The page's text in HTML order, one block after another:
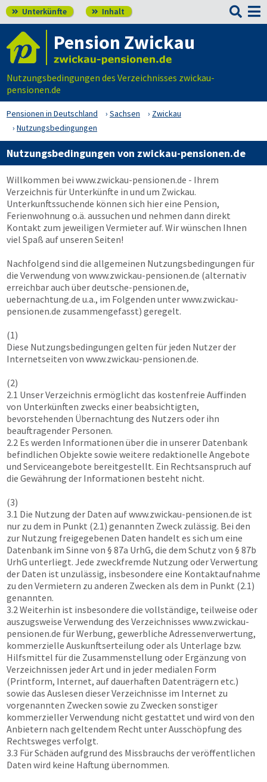
 Unterkünfte  Inhalt 
Pension Zwickau
Nutzungsbedingungen des Verzeichnisses zwickau-
pensionen.de
Pensionen in Deutschland Sachsen
Zwickau
Nutzungsbedingungen
Nutzungsbedingungen von zwickau-pensionen.de
Willkommen bei www.zwickau-pensionen.de - Ihrem
Verzeichnis für Unterkünfte in und um Zwickau.
Unterkunftssuchende können sich hier eine Pension,
Ferienwohnung o.ä. aussuchen und nehmen dann direkt
Kontakt zum jeweiligen Vermieter auf. Wir wünschen Ihnen
viel Spaß auf unseren Seiten!
Nachfolgend sind die allgemeinen Nutzungsbedingungen für
die Verwendung von www.zwickau-pensionen.de (alternativ
erreichbar auch über deutsche-pensionen.de,
uebernachtung.de u.a., im Folgenden unterwww.zwickau-
pensionen.de zusammengefasst) geregelt.
(1)
Diese Nutzungsbedingungen gelten für jeden Nutzer der
Internetseiten von www.zwickau-pensionen.de.
(2)
2.1 Unser Verzeichnis ermöglicht das kostenfreie Auffinden
von Unterkünften zwecks einer beabsichtigten,
bevorstehenden Übernachtung des Nutzers oder ihn
beauftragender Personen.
2.2 Es werden Informationen über die in unserer Datenbank
befindlichen Objekte sowie weitere redaktionelle Angebote
und Serviceangebote bereitgestellt. Ein Rechtsanspruch auf
die Gewährung der Informationen besteht nicht.
(3)
3.1 Die Nutzung der Daten aufwww.zwickau-pensionen.de ist
nur zu dem in Punkt (2.1) genannten Zweck zulässig. Bei den
zur Nutzung freigegebenen Daten handelt es sich um eine
Datenbank im Sinne von § 87a UrhG, die dem Schutz von § 87b
UrhG unterliegt. Jede zweckfremde Nutzung oder Verwertung
der Daten ist unzulässig, insbesondere eine Kontaktaufnahme
zu den Vermietern zu anderen Zwecken als dem in Punkt (2.1)
genannten.
3.2 Weiterhin ist insbesondere die vollständige, teilweise oder
auszugsweise Verwendung des Verzeichnisses www.zwickau-
pensionen.de für Werbung, gewerbliche Adressenverwertung,
kommerzielle Auskunftserteilung oder als Unterlage bzw.
Hilfsmittel für die Zusammenstellung oder Ergänzung von
Verzeichnissen jeder Art und in jeder medialen Form
(Printform, Internet, auf dauerhaften Datenträgern etc.)
sowie das Auslesen dieser Verzeichnisse im Internet zu
vorgenannten Zwecken sowie zu Zwecken sonstiger
kommerzieller Verwendung nicht gestattet und wird von den
Anbietern nach geltendem Recht unter Ausschöpfung des
Rechtsweges verfolgt.
3.3 Für Schäden aufgrund des Missbrauchs der veröffentlichen
Daten wird keine Haftung übernommen.